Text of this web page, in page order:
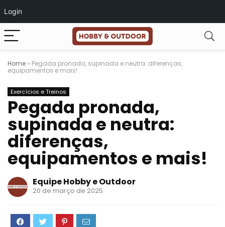
Login
Home » Pegada pronada, supinada e neutra: diferenças,
equipamentos e mais!
Exercícios e Treinos
Pegada pronada,
supinada e neutra:
diferenças,
equipamentos e mais!
Equipe Hobby e Outdoor
20 de março de 2025